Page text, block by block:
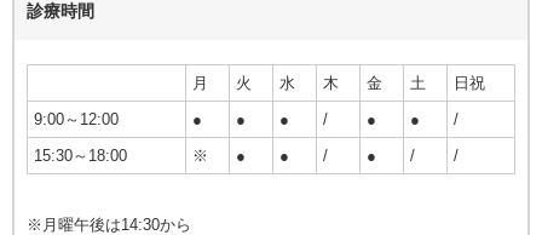
診療時間
月 火 水 木 金 土
日祝
9:00～12:00
● ● ● / ● ●
/
15:30～18:00
※ ● ● / ● / /
※月曜午後は14:30から